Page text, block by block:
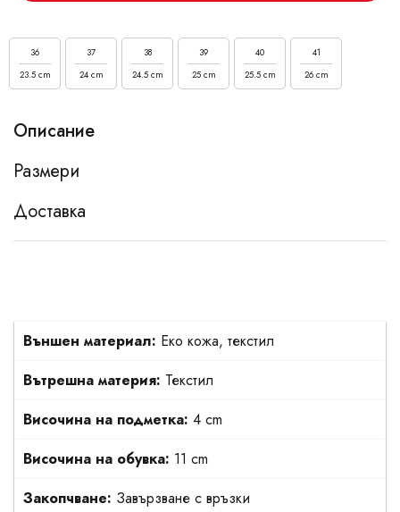
36
23.5 cm
37
24 cm
38
24.5 cm
39
25 cm
40
25.5 cm
41
26 cm
Описание
Размери
Доставка
Външен материал: Еко кожа, текстил
Вътрешна материя: Текстил
Височина на подметка: 4 cm
Височина на обувка: 11 cm
Закопчване: Завързване с връзки